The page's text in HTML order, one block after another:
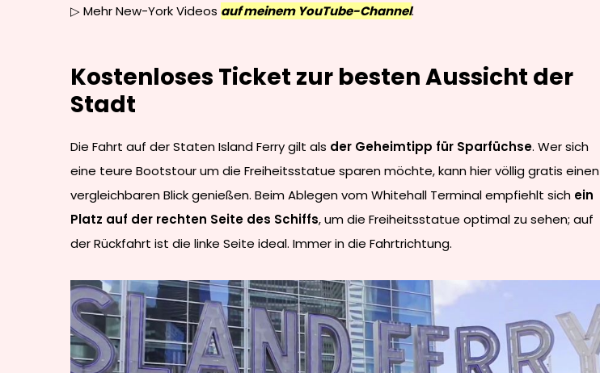
▷ Mehr New-York Videos auf meinem YouTube-Channel.
Kostenloses Ticket zur besten Aussicht der
Stadt
Die Fahrt auf der Staten Island Ferry gilt als der Geheimtipp für Sparfüchse. Wer sich
eine teure Bootstour um die Freiheitsstatue sparen möchte, kann hier völlig gratis einen
vergleichbaren Blick genießen. Beim Ablegen vom Whitehall Terminal empfiehlt sich ein
Platz auf der rechten Seite des Schiffs, um die Freiheitsstatue optimal zu sehen; auf
der Rückfahrt ist die linke Seite ideal. Immer in die Fahrtrichtung.